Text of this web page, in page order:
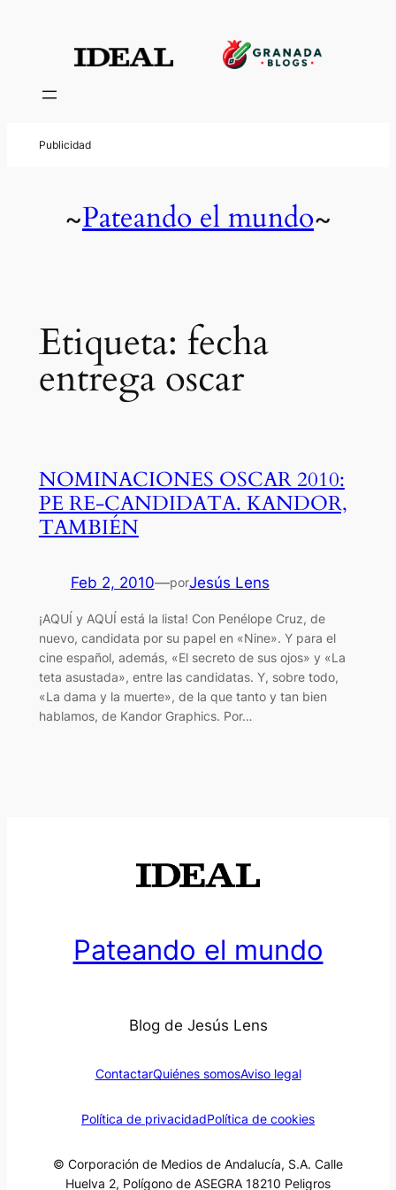
contenido
~Pateando el mundo~
Etiqueta: fecha
entrega oscar
NOMINACIONES OSCAR 2010:
PE RE-CANDIDATA. KANDOR,
TAMBIÉN
Feb 2, 2010—porJesús Lens
¡AQUÍ y AQUÍ está la lista! Con Penélope Cruz, de
nuevo, candidata por su papel en «Nine». Y para el
cine español, además, «El secreto de sus ojos» y «La
teta asustada», entre las candidatas. Y, sobre todo,
«La dama y la muerte», de la que tanto y tan bien
hablamos, de Kandor Graphics. Por…
Pateando el mundo
Blog de Jesús Lens
ContactarQuiénes somosAviso legal
Política de privacidadPolítica de cookies
© Corporación de Medios de Andalucía, S.A. Calle
Huelva 2, Polígono de ASEGRA 18210 Peligros